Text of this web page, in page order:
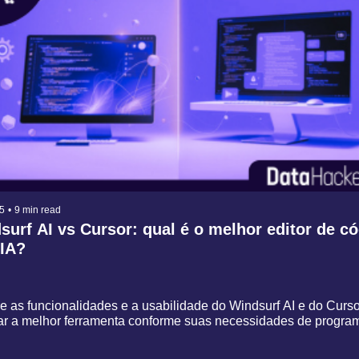
• 9 min read
AI vs Cursor: qual é o melhor editor de
as funcionalidades e a usabilidade do Windsurf AI e do
a melhor ferramenta conforme suas necessidades de